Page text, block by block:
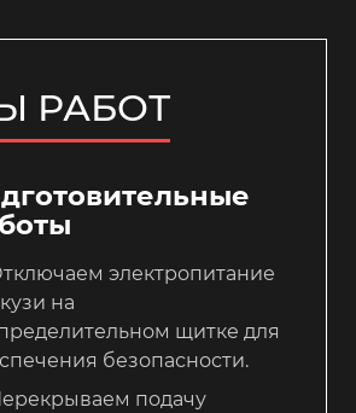
РАБОТ
электропитание
на
щитке для
безопасности.
подачу